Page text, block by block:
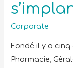
Corporate
Fondé il y a
Pharmacie,